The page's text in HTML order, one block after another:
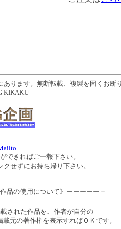
ります。無断転載、複製を固くお断り
KIKAKU
できればご一報下さい。
せずにお持ち帰り下さい。
品の使用について》ーーーーー＋
された作品を、作者が自分の
元の著作権を表示すればＯＫです。